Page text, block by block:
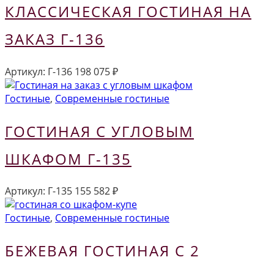
КЛАССИЧЕСКАЯ ГОСТИНАЯ НА
ЗАКАЗ Г-136
Артикул: Г-136 198 075₽
Гостиные, Современные гостиные
ГОСТИНАЯ С УГЛОВЫМ
ШКАФОМ Г-135
Артикул: Г-135 155 582₽
Гостиные, Современные гостиные
БЕЖЕВАЯ ГОСТИНАЯ С 2